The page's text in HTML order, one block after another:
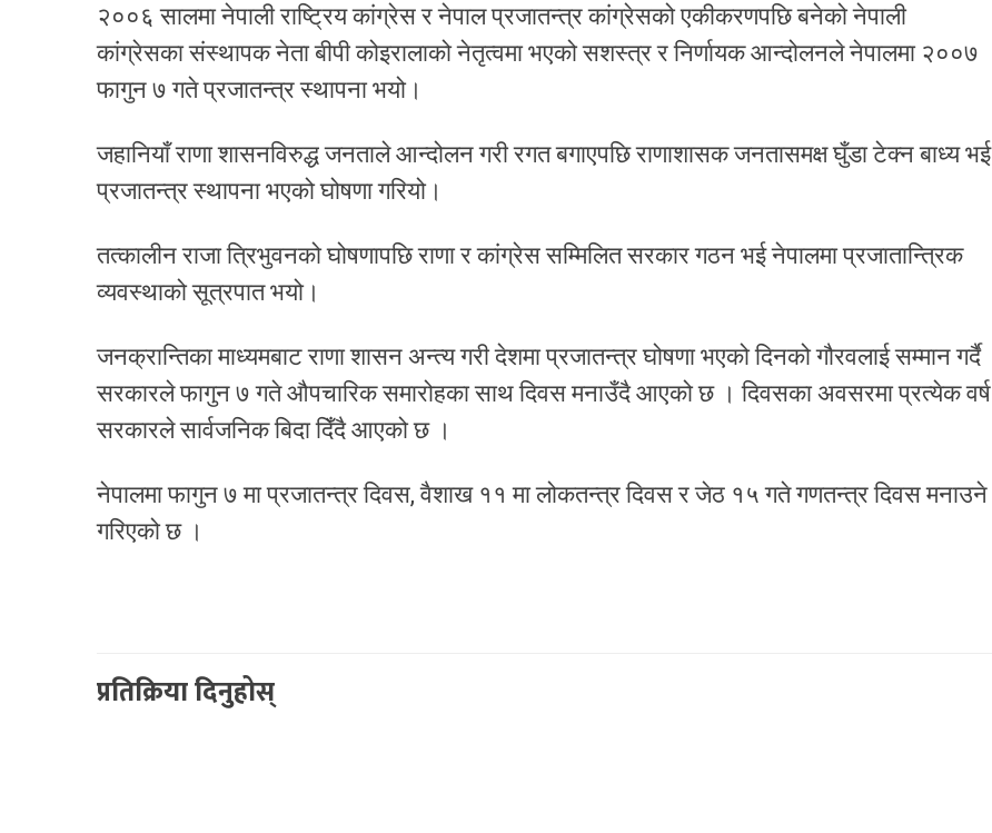
२००६ सालमा नेपाली राष्ट्रिय कांग्रेस र नेपाल प्रजातन्त्र कांग्रेसको एकीकरणपछि बनेको नेपाली
कांग्रेसका संस्थापक नेता बीपी कोइरालाको नेतृत्वमा भएको सशस्त्र र निर्णायक आन्दोलनले नेपालमा २००७
फागुन ७ गते प्रजातन्त्र स्थापना भयो।
जहानियाँ राणा शासनविरुद्ध जनताले आन्दोलन गरी रगत बगाएपछि राणाशासक जनतासमक्ष घुँडा टेक्न बाध्य भई
प्रजातन्त्र स्थापना भएको घोषणा गरियो।
तत्कालीन राजा त्रिभुवनको घोषणापछि राणा र कांग्रेस सम्मिलित सरकार गठन भई नेपालमा प्रजातान्त्रिक
व्यवस्थाको सूत्रपात भयो।
जनक्रान्तिका माध्यमबाट राणा शासन अन्त्य गरी देशमा प्रजातन्त्र घोषणा भएको दिनको गौरवलाई सम्मान गर्दै
सरकारले फागुन ७ गते औपचारिक समारोहका साथ दिवस मनाउँदै आएको छ । दिवसका अवसरमा प्रत्येक वर्ष
सरकारले सार्वजनिक बिदा दिँदै आएको छ ।
नेपालमा फागुन ७ मा प्रजातन्त्र दिवस, वैशाख ११ मा लोकतन्त्र दिवस र जेठ १५ गते गणतन्त्र दिवस मनाउने
गरिएको छ ।
प्रतिक्रिया दिनुहोस्